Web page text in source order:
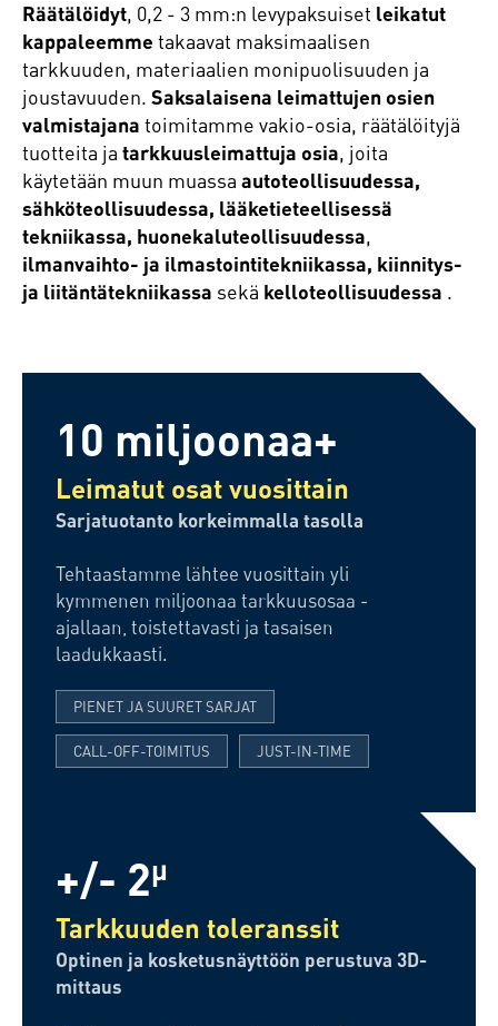
Räätälöidyt, 0,2 - 3 mm:n levypaksuiset leikatut
kappaleemme takaavat maksimaalisen
tarkkuuden, materiaalien monipuolisuuden ja
joustavuuden. Saksalaisena leimattujen osien
valmistajana toimitamme vakio-osia, räätälöityjä
tuotteita ja tarkkuusleimattuja osia, joita
käytetään muun muassa autoteollisuudessa,
sähköteollisuudessa, lääketieteellisessä
tekniikassa, huonekaluteollisuudessa,
ilmanvaihto- ja ilmastointitekniikassa, kiinnitys-
ja liitäntätekniikassa sekä kelloteollisuudessa .
10 miljoonaa+
Leimatut osat vuosittain
Sarjatuotanto korkeimmalla tasolla
Tehtaastamme lähtee vuosittain yli
kymmenen miljoonaa tarkkuusosaa -
ajallaan, toistettavasti ja tasaisen
laadukkaasti.
PIENET JA SUURET SARJAT
CALL-OFF-TOIMITUS JUST-IN-TIME
+/- 2µ
Tarkkuuden toleranssit
Optinen ja kosketusnäyttöön perustuva 3D-
mittaus